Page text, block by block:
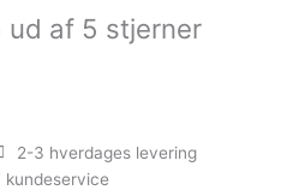
ud af 5 stjerner
2-3 hverdages levering
kundeservice